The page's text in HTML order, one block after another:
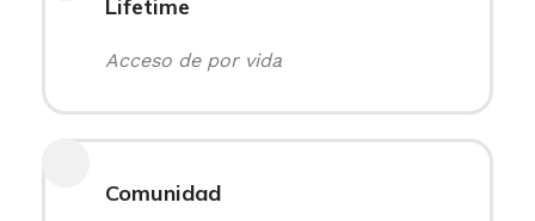
Lifetime
Acceso de por vida
Comunidad